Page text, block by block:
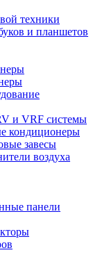
техники
и планшетов
и VRF системы
кондиционеры
завесы
воздуха
панели